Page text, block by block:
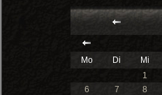
Mo
Di Mi
1
6
7 8